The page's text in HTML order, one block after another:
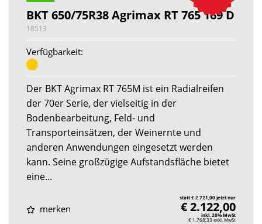
BKT 650/75R38 Agrimax RT 765 169 D
18513
Verfügbarkeit:
Der BKT Agrimax RT 765M ist ein Radialreifen
der 70er Serie, der vielseitig in der
Bodenbearbeitung, Feld- und
Transporteinsätzen, der Weinernte und
anderen Anwendungen eingesetzt werden
kann. Seine großzügige Aufstandsfläche bietet
eine...
merken
statt € 2.721,00 jetzt nur
€ 2.122,00
inkl. 20% MwSt
€ 1.768,33 exkl. MwSt